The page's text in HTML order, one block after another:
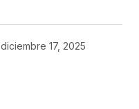
diciembre 17, 2025